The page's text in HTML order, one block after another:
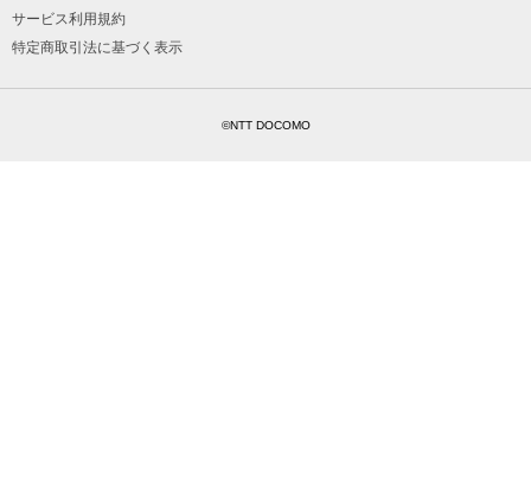
サービス利用規約
特定商取引法に基づく表示
©NTT DOCOMO